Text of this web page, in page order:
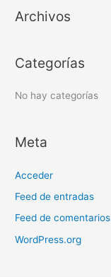
r
:
Archivos
Categorías
No hay categorías
Meta
Acceder
Feed de entradas
Feed de comentarios
WordPress.org